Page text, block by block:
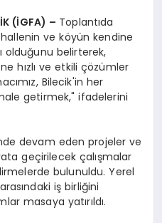
(İGFA) – Toplantıda
ve köyün kendine
olduğunu belirterek,
hızlı ve etkili çözümler
Bilecik'in her
getirmek," ifadelerini
devam eden projeler ve
geçirilecek çalışmalar
bulunuldu. Yerel
iş birliğini
masaya yatırıldı.